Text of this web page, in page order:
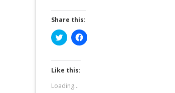
Share this:
Click
to
Twitter
(Opens
in
new
window)
Click
to
Like this:
Loading...